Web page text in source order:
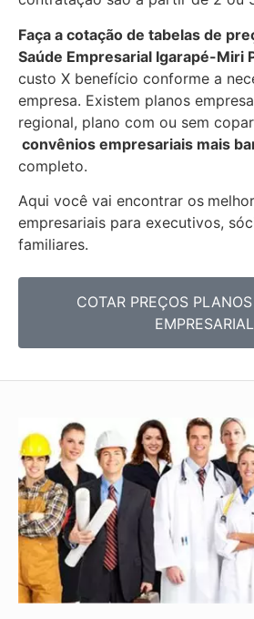
Faça a cotação de tabelas de
Saúde Empresarial Igarapé-Miri
custo X benefício conforme a
empresa. Existem planos
regional, plano com ou sem
convênios empresariais mais
completo.
Aqui você vai encontrar os
empresariais para executivos,
familiares.
COTAR PREÇOS
EMPRESARIAL